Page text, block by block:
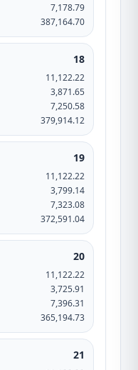
7,178.79
387,164.70
18
11,122.22
3,871.65
7,250.58
379,914.12
19
11,122.22
3,799.14
7,323.08
372,591.04
20
11,122.22
3,725.91
7,396.31
365,194.73
21